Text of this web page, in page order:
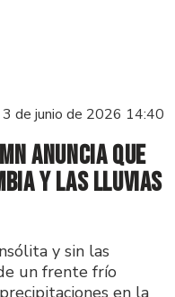
3 de junio de 2026 14:40
anuncia que
y las lluvias
y sin las
un frente frío
en la